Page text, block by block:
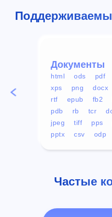
Документы
html ods pdf
xps
png docx
rtf
epub fb2
pdb
rb tcr
jpeg
tiff pps
pptx
csv odp
Частые